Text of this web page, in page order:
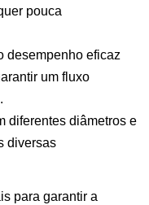
pouca
desempenho eficaz
um fluxo
diferentes diâmetros e
diversas
para garantir a